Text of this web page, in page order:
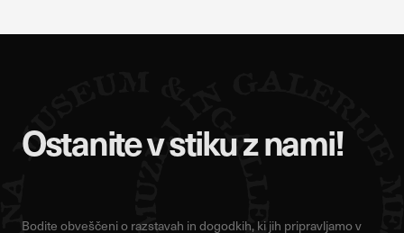
Ostanite v stiku z nami!
Bodite obveščeni o razstavah in dogodkih, ki jih pripravljamo v